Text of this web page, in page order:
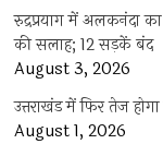
रुद्रप्रयाग में अलकनंदा
की सलाह; 12 सड़कें बंद
August 3, 2026
उत्तराखंड में फिर तेज
August 1, 2026